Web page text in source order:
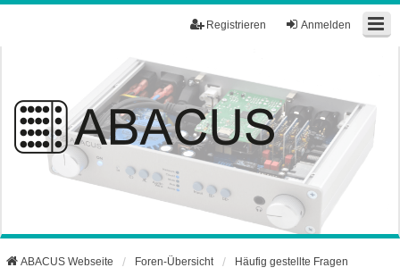
Anmelden
Registrieren
ABACUS Webseite Foren-Übersicht Häufig gestellte Fragen